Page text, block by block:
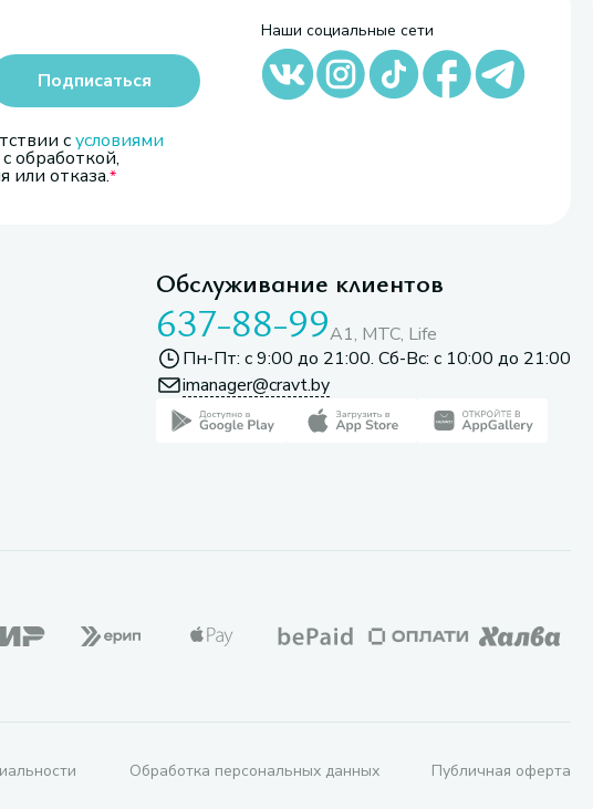
сусловиями
обработкой,
или отказа.
Подписаться
Наши социальные сети
Обслуживание клиентов
637-88-99A1, МТС, Life
Пн-Пт: с 9:00 до 21:00. Сб-Вс: с 10:00 до 21:00
imanager@cravt.by
Обработка персональных данных Публичная оферта